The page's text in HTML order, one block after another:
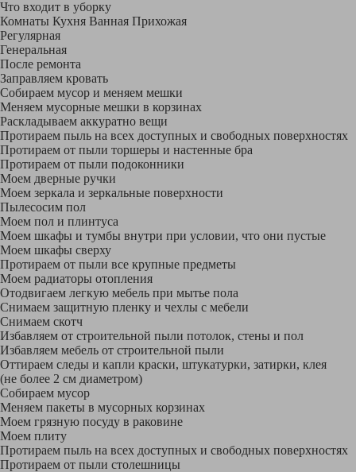
Что входит в уборку
Регу­лярная
Гене­ральная
После ремонта
Заправляем кровать
Собираем мусор и меняем мешки
Меняем мусорные мешки в корзинах
Раскладываем аккуратно вещи
Протираем пыль на всех доступных и свободных поверхностях
Протираем от пыли торшеры и настенные бра
Протираем от пыли подоконники
Моем дверные ручки
Моем зеркала и зеркальные поверхности
Пылесосим пол
Моем пол и плинтуса
Моем шкафы и тумбы внутри при условии, что они пустые
Моем шкафы сверху
Протираем от пыли все крупные предметы
Моем радиаторы отопления
Отодвигаем легкую мебель при мытье пола
Снимаем защитную пленку и чехлы с мебели
Снимаем скотч
Избавляем от строительной пыли потолок, стены и пол
Избавляем мебель от строительной пыли
Оттираем следы и капли краски, штукатурки, затирки, клея
(не более 2 см диаметром)
Собираем мусор
Меняем пакеты в мусорных корзинах
Моем грязную посуду в раковине
Моем плиту
Протираем пыль на всех доступных и свободных поверхностях
Протираем от пыли столешницы